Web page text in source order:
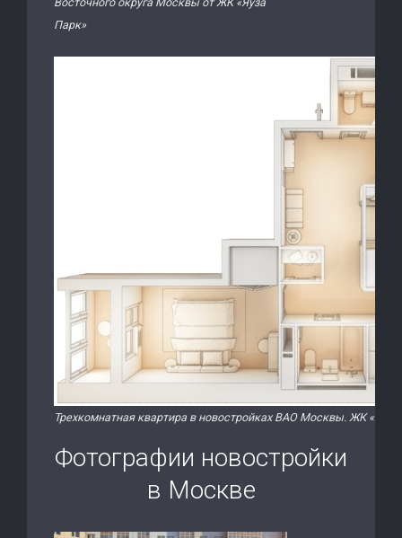
Парк»
Трехкомнатная квартира в новостройках ВАО Москвы. ЖК «Яуза
Фотографии новостройки
в Москве